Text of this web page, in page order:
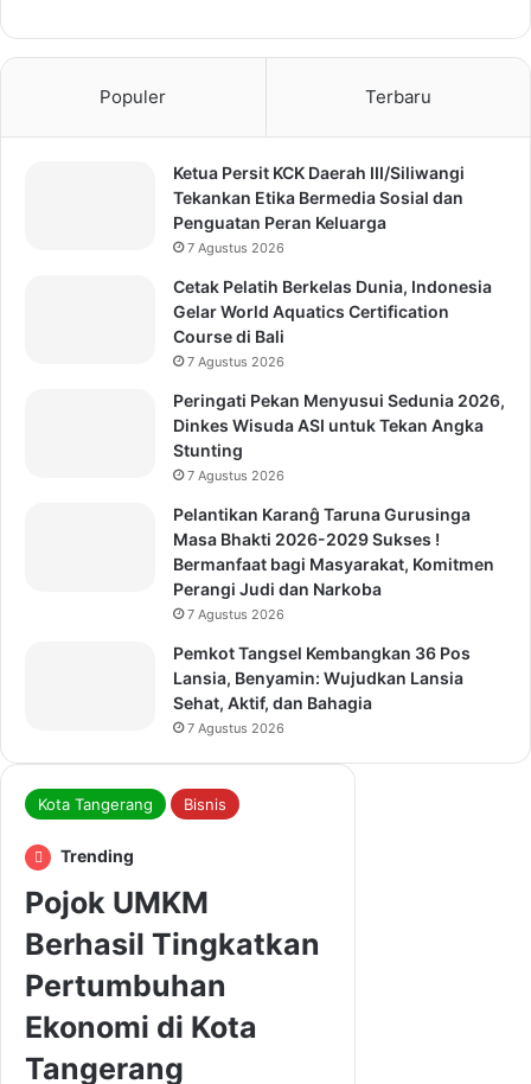
Populer Terbaru
Ketua Persit KCK Daerah III/Siliwangi
Tekankan Etika Bermedia Sosial dan
Penguatan Peran Keluarga
7 Agustus 2026
Cetak Pelatih Berkelas Dunia, Indonesia
Gelar World Aquatics Certification
Course di Bali
7 Agustus 2026
Peringati Pekan Menyusui Sedunia 2026,
Dinkes Wisuda ASI untuk Tekan Angka
Stunting
7 Agustus 2026
Pelantikan Karanĝ Taruna Gurusinga
Masa Bhakti 2026-2029 Sukses !
Bermanfaat bagi Masyarakat, Komitmen
Perangi Judi dan Narkoba
7 Agustus 2026
Pemkot Tangsel Kembangkan 36 Pos
Lansia, Benyamin: Wujudkan Lansia
Sehat, Aktif, dan Bahagia
7 Agustus 2026